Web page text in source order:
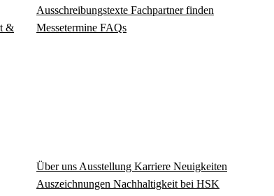
&
Ausschreibungstexte Fachpartner finden
Messetermine FAQs
Über uns Ausstellung Karriere Neuigkeiten
Auszeichnungen Nachhaltigkeit bei HSK